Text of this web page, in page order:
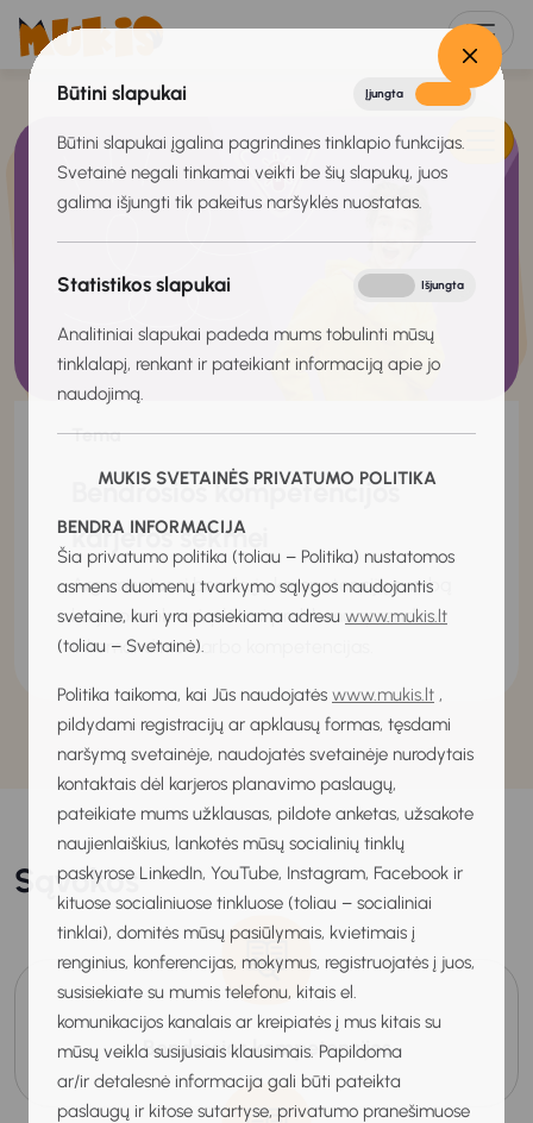
Būtini slapukai Įjungta
Būtini slapukai įgalina pagrindines tinklapio funkcijas.
Svetainė negali tinkamai veikti be šių slapukų, juos
galima išjungti tik pakeitus naršyklės nuostatas.
Statistikos slapukai Išjungta
Analitiniai slapukai padeda mums tobulinti mūsų
tinklalapį, renkant ir pateikiant informaciją apie jo
naudojimą.
MUKIS SVETAINĖS PRIVATUMO POLITIKA
BENDRA INFORMACIJA
Šia privatumo politika (toliau – Politika) nustatomos
asmens duomenų tvarkymo sąlygos naudojantis
svetaine, kuri yra pasiekiama adresu www.mukis.lt
(toliau – Svetainė).
Politika taikoma, kai Jūs naudojatės www.mukis.lt ,
pildydami registracijų ar apklausų formas, tęsdami
naršymą svetainėje, naudojatės svetainėje nurodytais
kontaktais dėl karjeros planavimo paslaugų,
pateikiate mums užklausas, pildote anketas, užsakote
naujienlaiškius, lankotės mūsų socialinių tinklų
paskyrose LinkedIn, YouTube, Instagram, Facebook ir
kituose socialiniuose tinkluose (toliau – socialiniai
tinklai), domitės mūsų pasiūlymais, kvietimais į
renginius, konferencijas, mokymus, registruojatės į juos,
susisiekiate su mumis telefonu, kitais el.
komunikacijos kanalais ar kreipiatės į mus kitais su
mūsų veikla susijusiais klausimais. Papildoma
ar/ir detalesnė informacija gali būti pateikta
paslaugų ir kitose sutartyse, privatumo pranešimuose
Tema
Bendrosios kompetencijos
karjeros sėkmei
Argumentuosi bendrųjų kompetencijų svarbą
karjeros sėkmei, plėtosi problemų sprendimo
ir komandinio darbo kompetencijas.
Sąvokos
Bendrosios kompetencijos